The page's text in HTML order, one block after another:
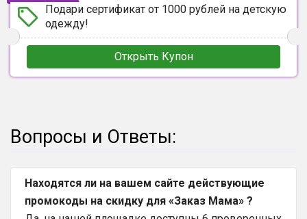
Подари сертификат от 1000 рублей на детскую
одежду!
Открыть Купон
Вопросы и Ответы:
Находятся ли на вашем сайте действующие
промокоды на скидку для «Заказ Мама» ?